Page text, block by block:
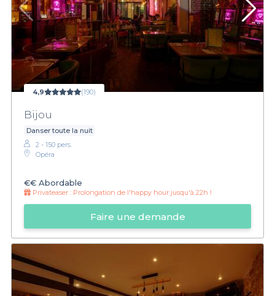
4,9 (190)
Bijou
Danser toute la nuit
2 - 150 pers.
Opéra
€€ Abordable
Privateaser : Prolongation de l'happy hour jusqu'à 22h !
Faire une demande